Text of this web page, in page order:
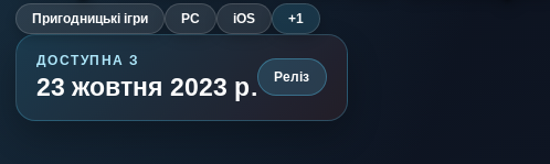
Пригодницькі ігри PC iOS +1
ДОСТУПНА З
23 жовтня 2023 р. Реліз